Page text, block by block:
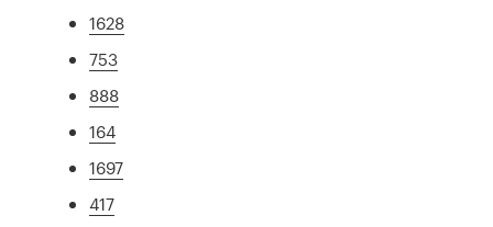
1628
753
888
164
1697
417